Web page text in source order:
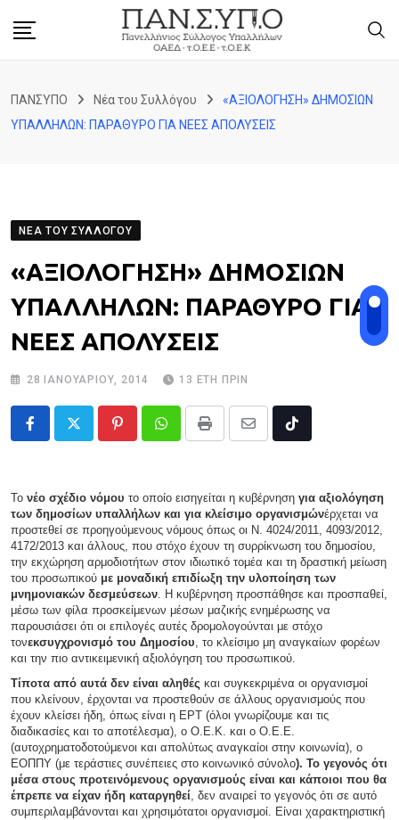
ΠΑΝΣΥΠΟ Νέα του Συλλόγου
«ΑΞΙΟΛΟΓΗΣΗ» ΔΗΜΟΣΙΩΝ
ΥΠΑΛΛΗΛΩΝ: ΠΑΡΑΘΥΡΟ ΓΙΑ ΝΕΕΣ ΑΠΟΛΥΣΕΙΣ
ΝΈΑ ΤΟΥ ΣΥΛΛΌΓΟΥ
«ΑΞΙΟΛΟΓΗΣΗ» ΔΗΜΟΣΙΩΝ
ΥΠΑΛΛΗΛΩΝ: ΠΑΡΑΘΥΡΟ ΓΙΑ
ΝΕΕΣ ΑΠΟΛΥΣΕΙΣ
28 ΙΑΝΟΥΑΡΊΟΥ, 2014 13 ΈΤΗ ΠΡΙΝ
PinterestWhatsappPrint
Share
Tiktok
Το νέο σχέδιο νόμου το οποίο εισηγείται η κυβέρνηση για αξιολόγηση
των δημοσίων υπαλλήλων και για κλείσιμο οργανισμώνέρχεται να
προστεθεί σε προηγούμενους νόμους όπως οι Ν. 4024/2011, 4093/2012,
4172/2013 και άλλους, που στόχο έχουν τη συρρίκνωση του δημοσίου,
την εκχώρηση αρμοδιοτήτων στον ιδιωτικό τομέα και τη δραστική μείωση
του προσωπικού με μοναδική επιδίωξη την υλοποίηση των
μνημονιακών δεσμεύσεων. Η κυβέρνηση προσπάθησε και προσπαθεί,
μέσω των φίλα προσκείμενων μέσων μαζικής ενημέρωσης να
παρουσιάσει ότι οι επιλογές αυτές δρομολογούνται με στόχο
τονεκσυγχρονισμό του Δημοσίου, το κλείσιμο μη αναγκαίων φορέων
και την πιο αντικειμενική αξιολόγηση του προσωπικού.
Τίποτα από αυτά δεν είναι αληθές και συγκεκριμένα οι οργανισμοί
που κλείνουν, έρχονται να προστεθούν σε άλλους οργανισμούς που
έχουν κλείσει ήδη, όπως είναι η ΕΡΤ (όλοι γνωρίζουμε και τις
διαδικασίες και το αποτέλεσμα), ο Ο.Ε.Κ. και ο Ο.Ε.Ε.
(αυτοχρηματοδοτούμενοι και απολύτως αναγκαίοι στην κοινωνία), ο
ΕΟΠΠΥ (με τεράστιες συνέπειες στο κοινωνικό σύνολο). Το γεγονός ότι
μέσα στους προτεινόμενους οργανισμούς είναι και κάποιοι που θα
έπρεπε να είχαν ήδη καταργηθεί, δεν αναιρεί το γεγονός ότι σε αυτό
συμπεριλαμβάνονται και χρησιμότατοι οργανισμοί. Είναι χαρακτηριστική